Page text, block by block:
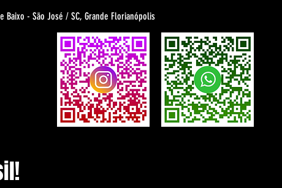
Baixo - São José / SC, Grande Florianópolis